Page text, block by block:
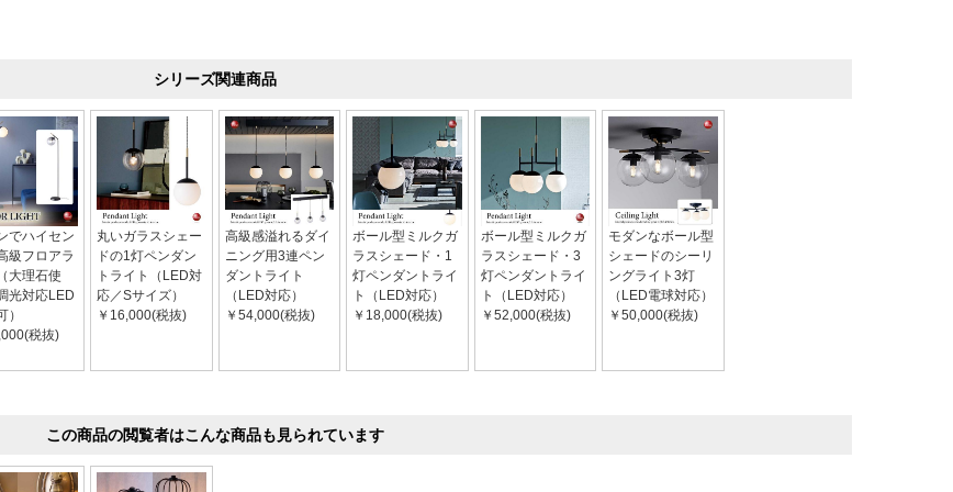
シリーズ関連商品
でハイセン
級フロアラ
大理石使
光対応LED
）
税抜)
丸いガラスシェー
ドの1灯ペンダン
トライト（LED対
応／Sサイズ）
￥16,000(税抜)
高級感溢れるダイ
ニング用3連ペン
ダントライト
（LED対応）
￥54,000(税抜)
ボール型ミルクガ
ラスシェード・1
灯ペンダントライ
ト（LED対応）
￥18,000(税抜)
ボール型ミルクガ
ラスシェード・3
灯ペンダントライ
ト（LED対応）
￥52,000(税抜)
モダンなボール型
シェードのシーリ
ングライト3灯
（LED電球対応）
￥50,000(税抜)
この商品の閲覧者はこんな商品も見られています